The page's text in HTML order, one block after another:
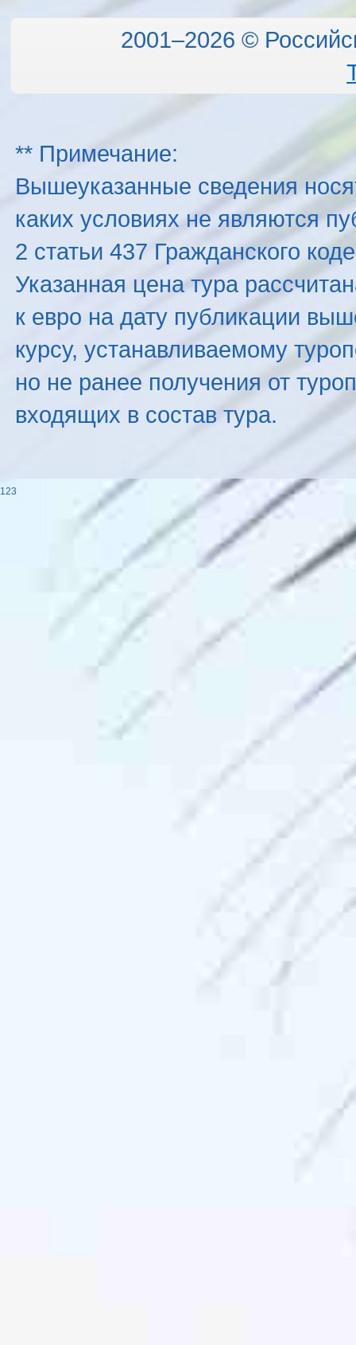
2001–2026 ©
** Примечание:
Вышеуказанные сведения
каких условиях не являются
2 статьи 437 Гражданского
Указанная цена тура
к евро на дату публикации
курсу, устанавливаемому
но не ранее получения от
входящих в состав тура.
123